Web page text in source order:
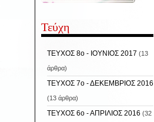
Τεύχη
ΤΕΥΧΟΣ 8ο - ΙΟΥΝΙΟΣ 2017 (13
άρθρα)
ΤΕΥΧΟΣ 7ο - ΔΕΚΕΜΒΡΙΟΣ 2016
(13 άρθρα)
ΤΕΥΧΟΣ 6ο - ΑΠΡΙΛΙΟΣ 2016 (32